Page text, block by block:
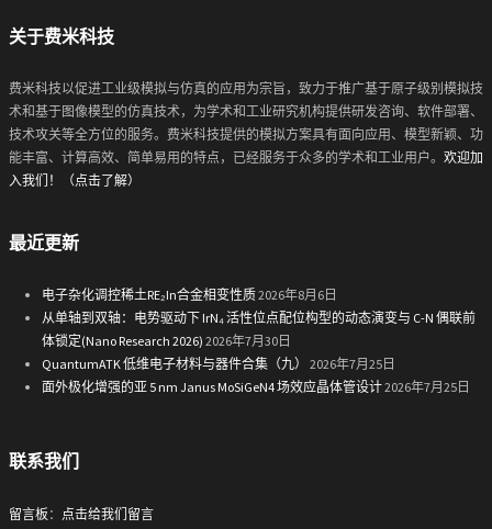
关于费米科技
费米科技以促进工业级模拟与仿真的应用为宗旨，致力于推广基于原子级别模拟技
术和基于图像模型的仿真技术，为学术和工业研究机构提供研发咨询、软件部署、
技术攻关等全方位的服务。费米科技提供的模拟方案具有面向应用、模型新颖、功
能丰富、计算高效、简单易用的特点，已经服务于众多的学术和工业用户。 欢迎加
入我们！（点击了解）
最近更新
电子杂化调控稀土RE₂In合金相变性质2026年8月6日
从单轴到双轴：电势驱动下 IrN₄ 活性位点配位构型的动态演变与 C-N 偶联前
体锁定(Nano Research 2026) 2026年7月30日
QuantumATK 低维电子材料与器件合集（九）
2026年7月25日
面外极化增强的亚 5 nm Janus MoSiGeN4 场效应晶体管设计2026年7月25日
联系我们
留言板 ： 点击给我们留言